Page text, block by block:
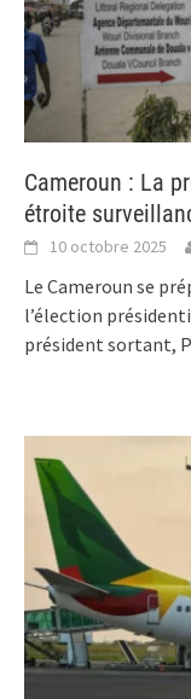
Cameroun : La
étroite
10 octobre 2025
Le Cameroun se
l’élection
président sortant,